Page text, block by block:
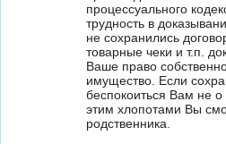
процессуального
трудность в
не сохранились
товарные чеки и т.п.
Ваше право
имущество. Если
беспокоиться Вам не
этим хлопотами Вы
родственника.